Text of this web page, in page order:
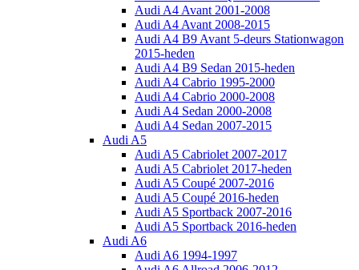
Audi A4 Avant 2001-2008
Audi A4 Avant 2008-2015
Audi A4 B9 Avant 5-deurs Stationwagon
2015-heden
Audi A4 B9 Sedan 2015-heden
Audi A4 Cabrio 1995-2000
Audi A4 Cabrio 2000-2008
Audi A4 Sedan 2000-2008
Audi A4 Sedan 2007-2015
Audi A5
Audi A5 Cabriolet 2007-2017
Audi A5 Cabriolet 2017-heden
Audi A5 Coupé 2007-2016
Audi A5 Coupé 2016-heden
Audi A5 Sportback 2007-2016
Audi A5 Sportback 2016-heden
Audi A6
Audi A6 1994-1997